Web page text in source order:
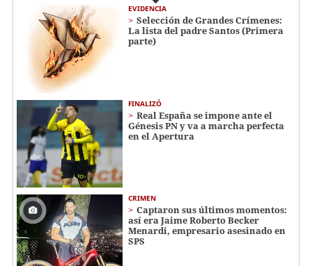
EVIDENCIA
Selección de Grandes Crímenes:
La lista del padre Santos (Primera
parte)
FINALIZÓ
Real España se impone ante el
Génesis PN y va a marcha perfecta
en el Apertura
CRIMEN
Captaron sus últimos momentos:
así era Jaime Roberto Becker
Menardi​​​, empresario asesinado en
SPS